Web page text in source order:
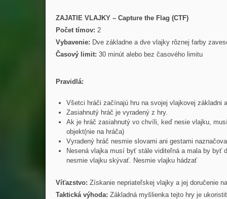
ZAJATIE VLAJKY – Capture the Flag (CTF)
Počet tímov: 2
Vybavenie: Dve základne a dve vlajky rôznej farby
Časový limit: 30 minút alebo bez časového limitu
Pravidlá:
Všetci hráči začínajú hru na svojej vlajkovej základni
Zasiahnutý hráč je vyradený z hry.
Ak je hráč zasiahnutý vo chvíli, keď nesie vlajku,
objekt(nie na hráča)
Vyradený hráč nesmie slovami ani gestami
Nesená vlajka musí byť stále viditeľná a mala by byť
nesmie vlajku skývať. Nesmie vlajku hádzať
Víťazstvo: Získanie nepriateľskej vlajky a jej doručenie
Taktická výhoda: Základná myšlienka tejto hry je